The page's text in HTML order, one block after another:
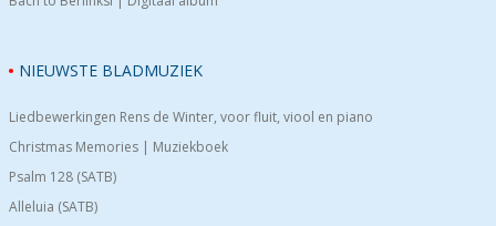
NIEUWSTE BLADMUZIEK
Liedbewerkingen Rens de Winter, voor fluit, viool en piano
Christmas Memories | Muziekboek
Psalm 128 (SATB)
Alleluia (SATB)